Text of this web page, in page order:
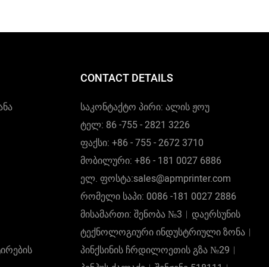
CONTACT DETAILS
საკონტაქტო პირი: ალის ჟოუ
ტელ: 86 -755 - 2821 3226
ფაქსი: +86 - 755 - 2672 3710
მობილური: +86 - 181 0027 6886
ელ. ფოსტა:sales@apmprinter.com
რომელი საპი: 0086 -181 0027 2886
მისამართი: შენობა №3︱დაერსუნის
ტექნოლოგიური ინდუსტრიული ზონა︱
პინქსინის ჩრდილოეთის გზა №29︱